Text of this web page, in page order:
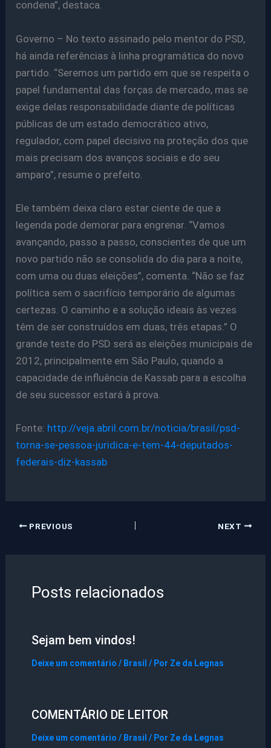
condena”, destaca.
Governo – No texto assinado pelo mentor do PSD,
há ainda referências à linha programática do novo
partido. “Seremos um partido em que se respeita o
papel fundamental das forças de mercado, mas se
exige delas responsabilidade diante de políticas
públicas de um estado democrático ativo,
regulador, com papel decisivo na proteção dos que
mais precisam dos avanços sociais e do seu
amparo”, resume o prefeito.
Ele também deixa claro estar ciente de que a
legenda pode demorar para engrenar. “Vamos
avançando, passo a passo, conscientes de que um
novo partido não se consolida do dia para a noite,
com uma ou duas eleições”, comenta. “Não se faz
política sem o sacrifício temporário de algumas
certezas. O caminho e a solução ideais às vezes
têm de ser construídos em duas, três etapas.” O
grande teste do PSD será as eleições municipais de
2012, principalmente em São Paulo, quando a
capacidade de influência de Kassab para a escolha
de seu sucessor estará à prova.
Fonte: http://veja.abril.com.br/noticia/brasil/psd-
torna-se-pessoa-juridica-e-tem-44-deputados-
federais-diz-kassab
PREVIOUS NEXT
Posts relacionados
Sejam bem vindos!
Deixe um comentário / Brasil / Por Ze da Legnas
COMENTÁRIO DE LEITOR
Deixe um comentário / Brasil / Por Ze da Legnas